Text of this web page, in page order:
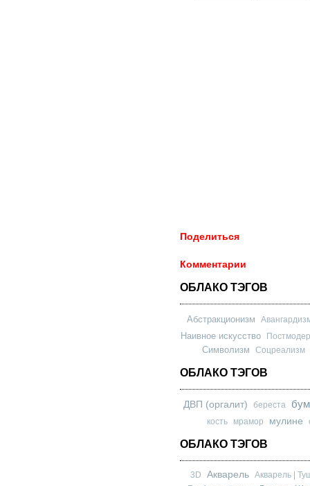
Поделиться
Комментарии
ОБЛАКО ТЭГОВ
Абстракционизм
Наивное искусство
Символизм Соцреализм
ОБЛАКО ТЭГОВ
ДВП (оргалит) береста
кость мрамор мулине
ОБЛАКО ТЭГОВ
3D Акварель Акварель |